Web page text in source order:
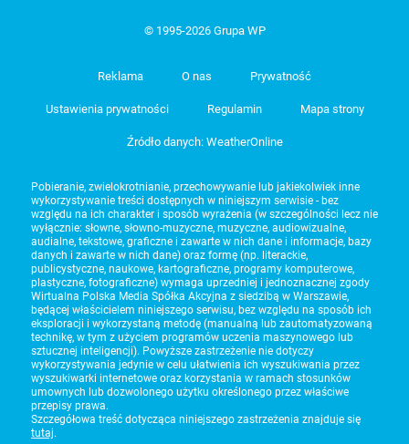
© 1995-2026 Grupa WP
Reklama O nas Prywatność
Ustawienia prywatności Regulamin Mapa strony
Źródło danych: WeatherOnline
Pobieranie, zwielokrotnianie, przechowywanie lub jakiekolwiek inne
wykorzystywanie treści dostępnych w niniejszym serwisie - bez
względu na ich charakter i sposób wyrażenia (w szczególności lecz nie
wyłącznie: słowne, słowno-muzyczne, muzyczne, audiowizualne,
audialne, tekstowe, graficzne i zawarte w nich dane i informacje, bazy
danych i zawarte w nich dane) oraz formę (np. literackie,
publicystyczne, naukowe, kartograficzne, programy komputerowe,
plastyczne, fotograficzne) wymaga uprzedniej i jednoznacznej zgody
Wirtualna Polska Media Spółka Akcyjna z siedzibą w Warszawie,
będącej właścicielem niniejszego serwisu, bez względu na sposób ich
eksploracji i wykorzystaną metodę (manualną lub zautomatyzowaną
technikę, w tym z użyciem programów uczenia maszynowego lub
sztucznej inteligencji). Powyższe zastrzeżenie nie dotyczy
wykorzystywania jedynie w celu ułatwienia ich wyszukiwania przez
wyszukiwarki internetowe oraz korzystania w ramach stosunków
umownych lub dozwolonego użytku określonego przez właściwe
przepisy prawa.
Szczegółowa treść dotycząca niniejszego zastrzeżenia znajduje się
tutaj.